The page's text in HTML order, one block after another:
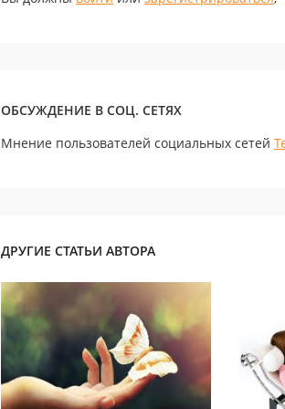
ОБСУЖДЕНИЕ В СОЦ. СЕТЯХ
Мнение пользователей социальных сетей
ДРУГИЕ СТАТЬИ АВТОРА